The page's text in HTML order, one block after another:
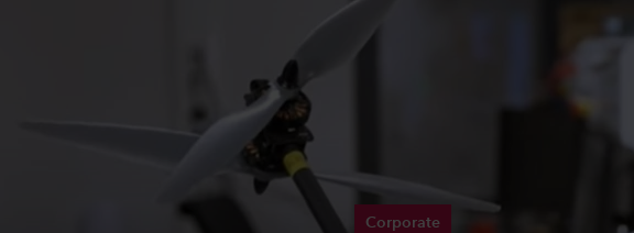
Corporate